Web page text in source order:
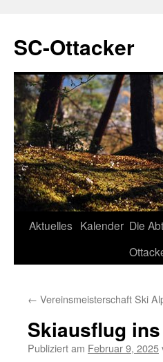
SC-Ottacker
Zum
Aktuelles Kalender Die
← Vereinsmeisterschaft Ski
Skiausflug
Publiziert am Februar 9, 2025